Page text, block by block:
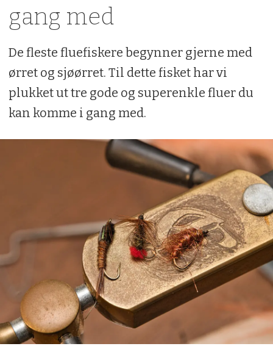
gang med
De fleste fluefiskere begynner gjerne med
ørret og sjøørret. Til dette fisket har vi
plukket ut tre gode og superenkle fluer du
kan komme i gang med.